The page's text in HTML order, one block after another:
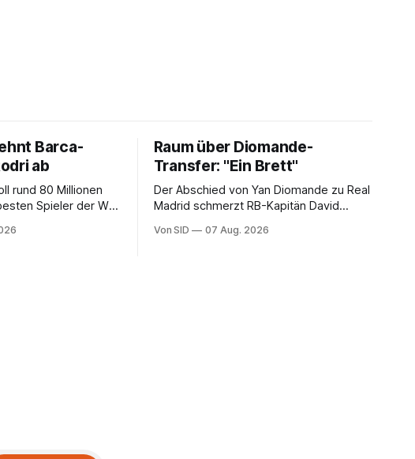
Barca-
ab
rund 80 Millionen
Spieler der WM
Raum über Diomande-
Transfer: "Ein Brett"
Der Abschied von Yan Diomande zu Real
Madrid schmerzt RB-Kapitän David
auch stolz.
Von SID 07 Aug. 2026